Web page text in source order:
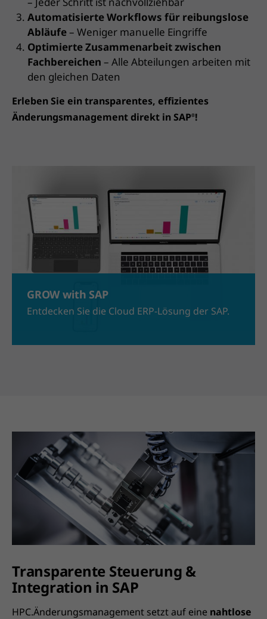
Automatisierte Workflows für reibungslose
Abläufe– Weniger manuelle Eingriffe
Optimierte Zusammenarbeit zwischen
Fachbereichen – Alle Abteilungen arbeiten mit
den gleichen Daten
Erleben Sie ein transparentes, effizientes
Änderungsmanagement direkt in SAP®!
GROW with SAP
Entdecken Sie die Cloud ERP-Lösung der SAP.
Transparente Steuerung &
Integration in SAP
HPC.Änderungsmanagement setzt auf eine nahtlose